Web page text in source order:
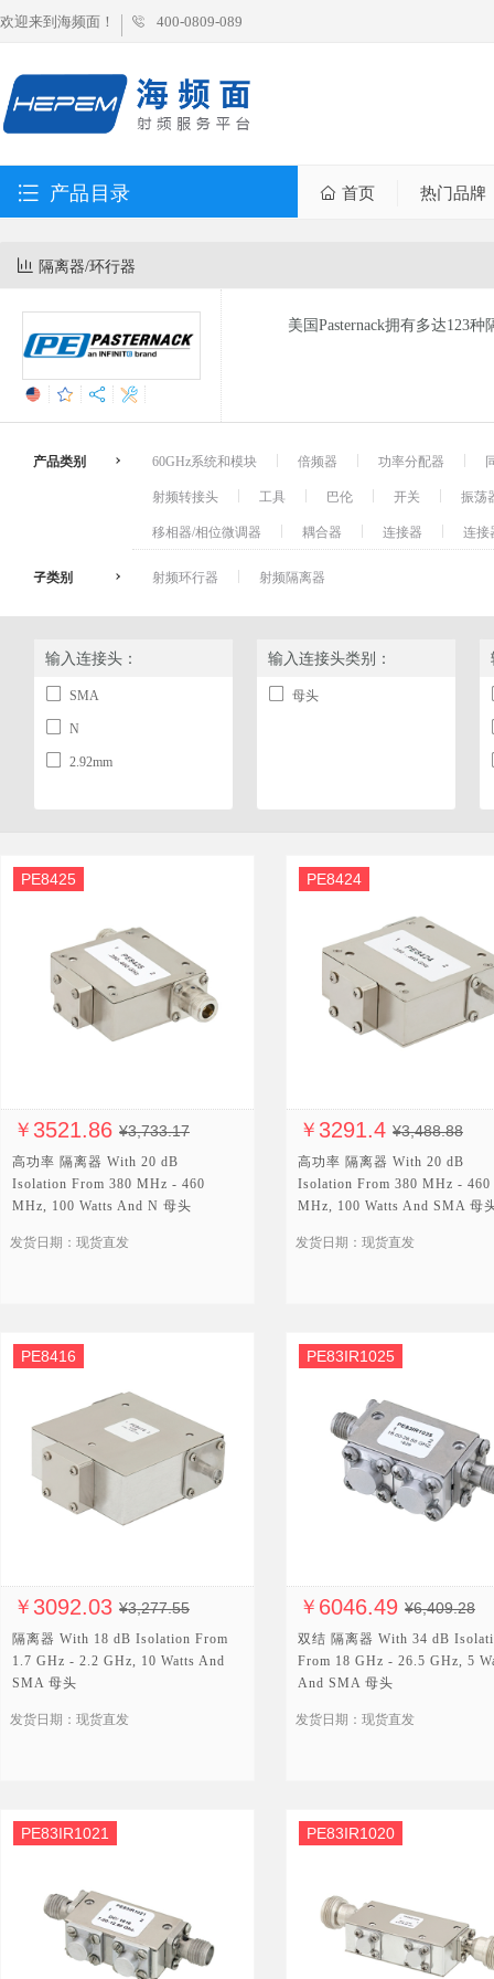
欢迎来到海频面！ 400-0809-089
产品目录 首页 热门品牌
隔离器/环行器
美国Pasternack拥有多达123
产品类别 60GHz系统和模块 倍频器 功率分配器
射频转接头
工具 巴伦 开关
振荡
移相器/相位微调器
耦合器 连接器 连接
子类别 射频环行器 射频隔离器
输入连接头：
SMA
N
2.92mm
输入连接头类别：
母头
￥ 3521.86 ¥3,733.17
PE8425
高功率 隔离器 With 20 dB
Isolation From 380 MHz - 460
MHz, 100 Watts And N 母头
发货日期：现货直发
￥ 3291.4 ¥3,488.88
PE8424
高功率 隔离器 With 20 dB
Isolation From 380 MHz - 460
MHz, 100 Watts And SMA 母
发货日期：现货直发
￥ 3092.03 ¥3,277.55
PE8416
隔离器 With 18 dB Isolation From
1.7 GHz - 2.2 GHz, 10 Watts And
SMA 母头
发货日期：现货直发
￥ 6046.49 ¥6,409.28
PE83IR1025
双结 隔离器 With 34 dB
From 18 GHz - 26.5 GHz, 5
And SMA 母头
发货日期：现货直发
PE83IR1021 PE83IR1020